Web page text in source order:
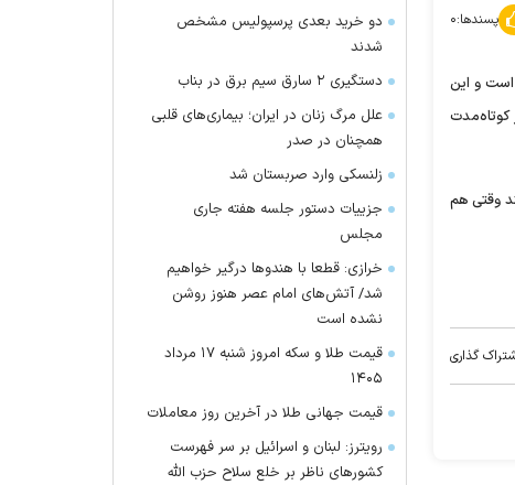
پسندها:۰
است و این
کوتاه‌مدت
وقتی هم
گذاری
دو خرید بعدی پرسپولیس مشخص
شدند
دستگیری ۲ سارق سیم برق در بناب
علل مرگ زنان در ایران؛ بیماری‌های قلبی
همچنان در صدر
زلنسکی وارد صربستان شد
جزییات دستور جلسه هفته جاری
مجلس
خرازی: قطعا با هندو‌ها درگیر خواهیم
شد/ آتش‌های امام عصر هنوز روشن
نشده است
قیمت طلا و سکه امروز شنبه ۱۷ مرداد
۱۴۰۵
قیمت جهانی طلا در آخرین روز معاملات
رویترز: لبنان و اسرائیل بر سر فهرست
کشور‌های ناظر بر خلع سلاح حزب الله